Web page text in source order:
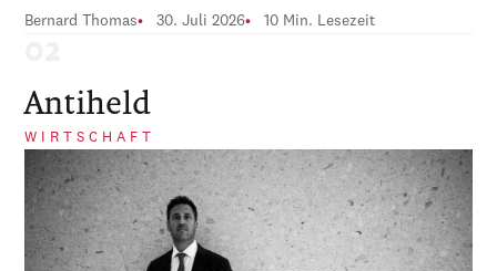
Bernard Thomas 30. Juli 2026 10 Min. Lesezeit
Antiheld
WIRTSCHAFT